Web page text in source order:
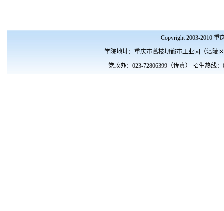
Copyright 2003-2010
学院地址：重庆市蒿枝坝都市工业园（涪陵
党政办：023-72806399（传真） 招生热线：